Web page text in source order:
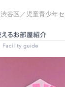
渋谷区／児童青少年